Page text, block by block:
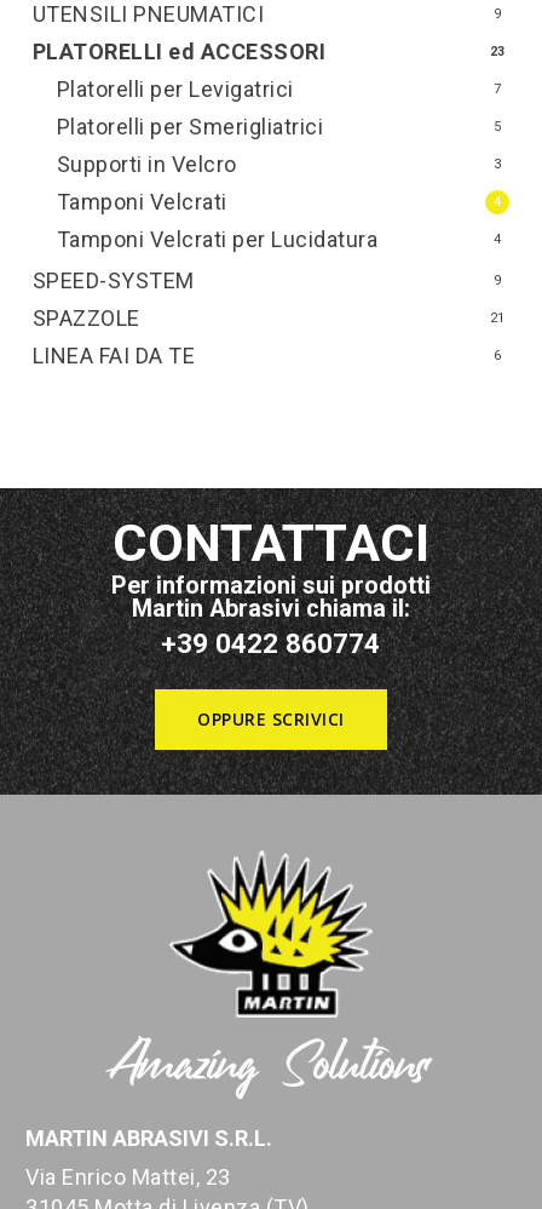
LINEA FAI DA TE 6
PLATORELLI ed ACCESSORI 23
Platorelli per Levigatrici 7
Platorelli per Smerigliatrici 5
Supporti in Velcro 3
Tamponi Velcrati 4
Tamponi Velcrati per Lucidatura 4
SPAZZOLE 21
SPEED-SYSTEM 9
UTENSILI PNEUMATICI 9
CONTATTACI
Per informazioni sui prodotti
Martin Abrasivi chiama il:
+39 0422 860774
OPPURE SCRIVICI
MARTIN ABRASIVI S.R.L.
Via Enrico Mattei, 23